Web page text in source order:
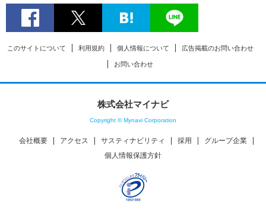
このサイトについて 利用規約 個人情報について 広告掲載のお問い合わせ
お問い合わせ
株式会社マイナビ
Copyright © Mynavi Corporation
会社概要 アクセス サスティナビリティ 採用
グループ企業
個人情報保護方針